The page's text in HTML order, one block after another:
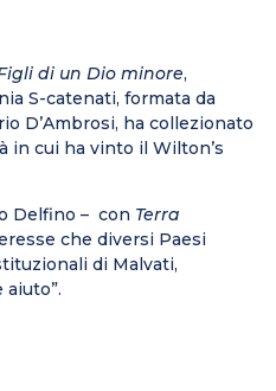
di un Dio minore,
S-catenati, formata da
D’Ambrosi, ha collezionato
in cui ha vinto il Wilton’s
Delfino – con Terra
che diversi Paesi
di Malvati,